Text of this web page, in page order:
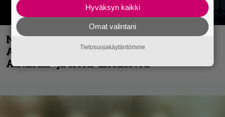
Näin lähtee Ghostin Tobias Forgelta
Accept – menossa mukana myös
Anthrax- ja Korn-miehistöä
Hyväksyn kaikki
Omat valintani
Tietosuojakäytäntömme